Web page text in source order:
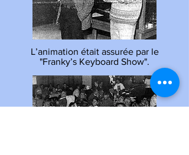
L’animation était assurée par le
"Franky’s Keyboard Show".